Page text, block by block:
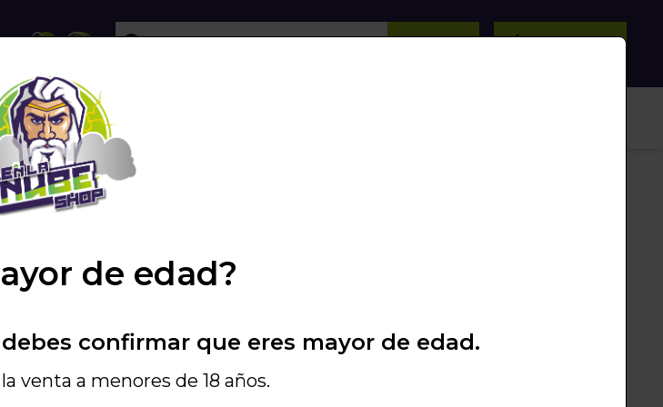
BUSCAR
VAPEO
100% seguro
de edad?
confirmar que eres mayor de edad.
venta a menores de 18 años.